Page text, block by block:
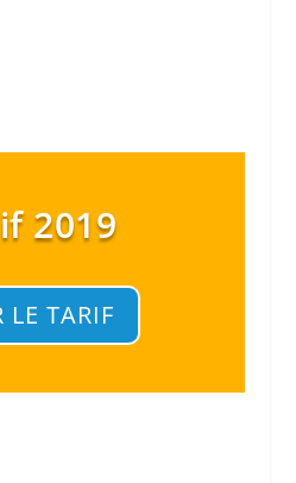
2019
LE TARIF